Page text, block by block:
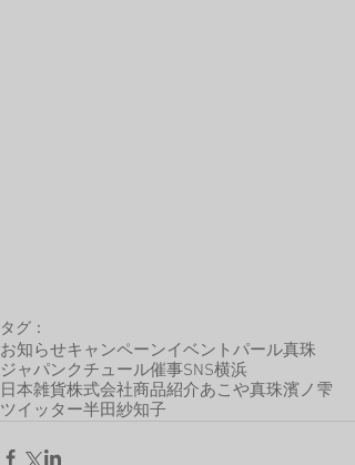
タグ：
お知らせキャンペーンイベント パール真珠
ジャパンクチュール催事SNS横浜
日本雑貨株式会社商品紹介あこや真珠濱ノ雫
ツイッター半田紗知子